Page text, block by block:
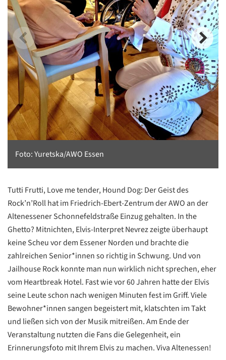
Foto: Yuretska/AWO Essen
Tutti Frutti, Love me tender, Hound Dog: Der Geist des
Rock’n’Roll hat im Friedrich-Ebert-Zentrum der AWO an der
Altenessener Schonnefeldstraße Einzug gehalten. In the
Ghetto? Mitnichten, Elvis-Interpret Nevrez zeigte überhaupt
keine Scheu vor dem Essener Norden und brachte die
zahlreichen Senior*innen so richtig in Schwung. Und von
Jailhouse Rock konnte man nun wirklich nicht sprechen, eher
vom Heartbreak Hotel. Fast wie vor 60 Jahren hatte der Elvis
seine Leute schon nach wenigen Minuten fest im Griff. Viele
Bewohner*innen sangen begeistert mit, klatschten im Takt
und ließen sich von der Musik mitreißen. Am Ende der
Veranstaltung nutzten die Fans die Gelegenheit, ein
Erinnerungsfoto mit Ihrem Elvis zu machen. Viva Altenessen!
Datenschutzerklärung
Datenschutzerklärung